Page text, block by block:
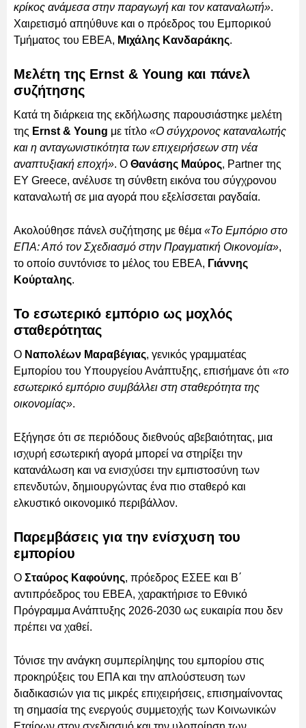
κρίκος ανάμεσα στην παραγωγή και τον καταναλωτή».
Χαιρετισμό απηύθυνε και ο πρόεδρος του Εμπορικού
Τμήματος του ΕΒΕΑ, Μιχάλης Κανδαράκης.
Μελέτη της Ernst & Young και πάνελ
συζήτησης
Κατά τη διάρκεια της εκδήλωσης παρουσιάστηκε μελέτη
της Ernst & Young με τίτλο «Ο σύγχρονος καταναλωτής
και η ανταγωνιστικότητα των επιχειρήσεων στη νέα
αναπτυξιακή εποχή». Ο Θανάσης Μαύρος, Partner της
ΕΥ Greece, ανέλυσε τη σύνθετη εικόνα του σύγχρονου
καταναλωτή σε μια αγορά που εξελίσσεται ραγδαία.
Ακολούθησε πάνελ συζήτησης με θέμα «Το Εμπόριο στο
ΕΠΑ: Από τον Σχεδιασμό στην Πραγματική Οικονομία»,
το οποίο συντόνισε το μέλος του ΕΒΕΑ, Γιάννης
Κούρταλης.
Το εσωτερικό εμπόριο ως μοχλός
σταθερότητας
Ο Ναπολέων Μαραβέγιας, γενικός γραμματέας
Εμπορίου του Υπουργείου Ανάπτυξης, επισήμανε ότι «το
εσωτερικό εμπόριο συμβάλλει στη σταθερότητα της
οικονομίας».
Εξήγησε ότι σε περιόδους διεθνούς αβεβαιότητας, μια
ισχυρή εσωτερική αγορά μπορεί να στηρίξει την
κατανάλωση και να ενισχύσει την εμπιστοσύνη των
επενδυτών, δημιουργώντας ένα πιο σταθερό και
ελκυστικό οικονομικό περιβάλλον.
Παρεμβάσεις για την ενίσχυση του
εμπορίου
Ο Σταύρος Καφούνης, πρόεδρος ΕΣΕΕ και Β΄
αντιπρόεδρος του ΕΒΕΑ, χαρακτήρισε το Εθνικό
Πρόγραμμα Ανάπτυξης 2026-2030 ως ευκαιρία που δεν
πρέπει να χαθεί.
Τόνισε την ανάγκη συμπερίληψης του εμπορίου στις
προκηρύξεις του ΕΠΑ και την απλούστευση των
διαδικασιών για τις μικρές επιχειρήσεις, επισημαίνοντας
τη σημασία της ενεργούς συμμετοχής των Κοινωνικών